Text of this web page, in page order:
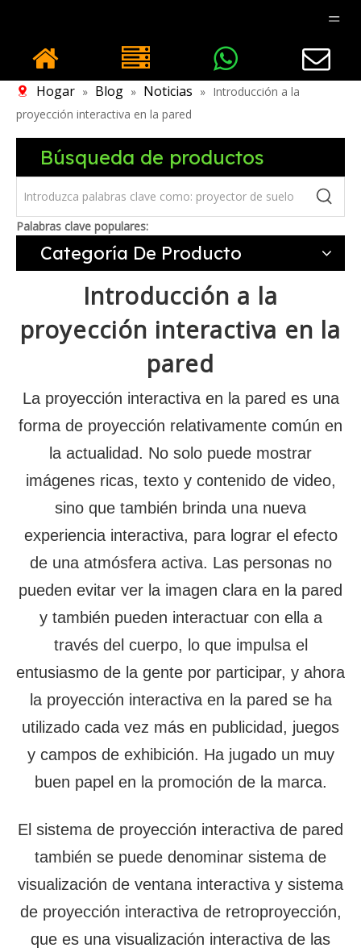
Hogar » Blog » Noticias » Introducción a la
proyección interactiva en la pared
Búsqueda de productos
Palabras clave populares:
Categoría De Producto
Introducción a la
proyección interactiva en la
pared
La proyección interactiva en la pared es una
forma de proyección relativamente común en
la actualidad. No solo puede mostrar
imágenes ricas, texto y contenido de video,
sino que también brinda una nueva
experiencia interactiva, para lograr el efecto
de una atmósfera activa. Las personas no
pueden evitar ver la imagen clara en la pared
y también pueden interactuar con ella a
través del cuerpo, lo que impulsa el
entusiasmo de la gente por participar, y ahora
la proyección interactiva en la pared se ha
utilizado cada vez más en publicidad, juegos
y campos de exhibición. Ha jugado un muy
buen papel en la promoción de la marca.
El sistema de proyección interactiva de pared
también se puede denominar sistema de
visualización de ventana interactiva y sistema
de proyección interactiva de retroproyección,
que es una visualización interactiva de las